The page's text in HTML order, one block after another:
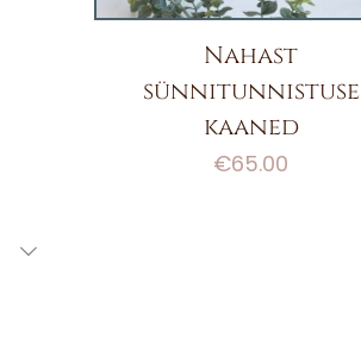
Nahast
sünnitunnistuse
kaaned
€65.00